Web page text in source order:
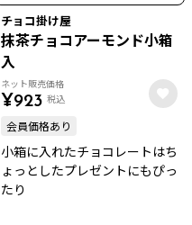
チョコ掛け屋
抹茶チョコアーモンド小箱
入
ネット販売価格
¥923 税込
会員価格あり
小箱に入れたチョコレートはち
ょっとしたプレゼントにもぴっ
たり